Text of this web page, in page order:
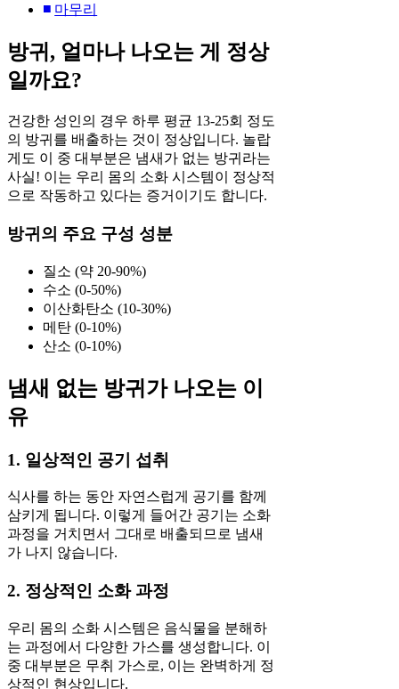
마무리
방귀, 얼마나 나오는 게 정상
일까요?
건강한 성인의 경우 하루 평균 13-25회 정도
의 방귀를 배출하는 것이 정상입니다. 놀랍
게도 이 중 대부분은 냄새가 없는 방귀라는
사실! 이는 우리 몸의 소화 시스템이 정상적
으로 작동하고 있다는 증거이기도 합니다.
방귀의 주요 구성 성분
질소 (약 20-90%)
수소 (0-50%)
이산화탄소 (10-30%)
메탄 (0-10%)
산소 (0-10%)
냄새 없는 방귀가 나오는 이
유
1. 일상적인 공기 섭취
식사를 하는 동안 자연스럽게 공기를 함께
삼키게 됩니다. 이렇게 들어간 공기는 소화
과정을 거치면서 그대로 배출되므로 냄새
가 나지 않습니다.
2. 정상적인 소화 과정
우리 몸의 소화 시스템은 음식물을 분해하
는 과정에서 다양한 가스를 생성합니다. 이
중 대부분은 무취 가스로, 이는 완벽하게 정
상적인 현상입니다.